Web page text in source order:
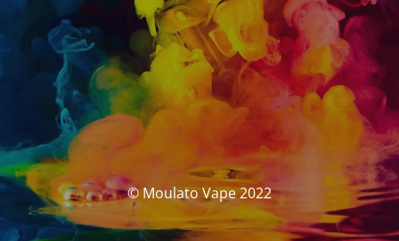
© Moulato Vape 2022